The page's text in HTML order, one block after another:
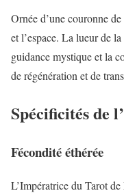
Ornée d’une couronne
et l’espace. La lueur de
guidance mystique et la
de régénération et de
Spécificités de
Fécondité éthérée
L’Impératrice du Tarot